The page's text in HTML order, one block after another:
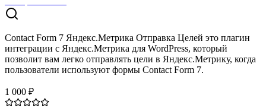
Contact Form 7 Яндекс.Метрика Отправка Целей это плагин
интеграции с Яндекс.Метрика для WordPress, который
позволит вам легко отправлять цели в Яндекс.Метрику, когда
пользователи используют формы Contact Form 7.
1 000 ₽